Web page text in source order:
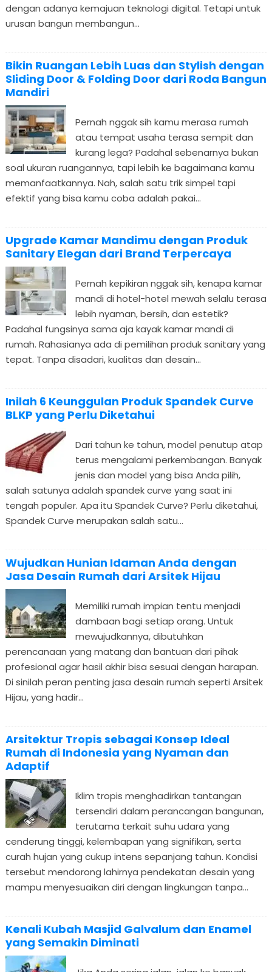
dengan adanya kemajuan teknologi digital. Tetapi untuk
urusan bangun membangun...
Bikin Ruangan Lebih Luas dan Stylish dengan
Sliding Door & Folding Door dari Roda Bangun
Mandiri
Pernah nggak sih kamu merasa rumah
atau tempat usaha terasa sempit dan
kurang lega? Padahal sebenarnya bukan
soal ukuran ruangannya, tapi lebih ke bagaimana kamu
memanfaatkannya. Nah, salah satu trik simpel tapi
efektif yang bisa kamu coba adalah pakai...
Upgrade Kamar Mandimu dengan Produk
Sanitary Elegan dari Brand Terpercaya
Pernah kepikiran nggak sih, kenapa kamar
mandi di hotel-hotel mewah selalu terasa
lebih nyaman, bersih, dan estetik?
Padahal fungsinya sama aja kayak kamar mandi di
rumah. Rahasianya ada di pemilihan produk sanitary yang
tepat. Tanpa disadari, kualitas dan desain...
Inilah 6 Keunggulan Produk Spandek Curve
BLKP yang Perlu Diketahui
Dari tahun ke tahun, model penutup atap
terus mengalami perkembangan. Banyak
jenis dan model yang bisa Anda pilih,
salah satunya adalah spandek curve yang saat ini
tengah populer. Apa itu Spandek Curve? Perlu diketahui,
Spandek Curve merupakan salah satu...
Wujudkan Hunian Idaman Anda dengan
Jasa Desain Rumah dari Arsitek Hijau
Memiliki rumah impian tentu menjadi
dambaan bagi setiap orang. Untuk
mewujudkannya, dibutuhkan
perencanaan yang matang dan bantuan dari pihak
profesional agar hasil akhir bisa sesuai dengan harapan.
Di sinilah peran penting jasa desain rumah seperti Arsitek
Hijau, yang hadir...
Arsitektur Tropis sebagai Konsep Ideal
Rumah di Indonesia yang Nyaman dan
Adaptif
Iklim tropis menghadirkan tantangan
tersendiri dalam perancangan bangunan,
terutama terkait suhu udara yang
cenderung tinggi, kelembapan yang signifikan, serta
curah hujan yang cukup intens sepanjang tahun. Kondisi
tersebut mendorong lahirnya pendekatan desain yang
mampu menyesuaikan diri dengan lingkungan tanpa...
Kenali Kubah Masjid Galvalum dan Enamel
yang Semakin Diminati